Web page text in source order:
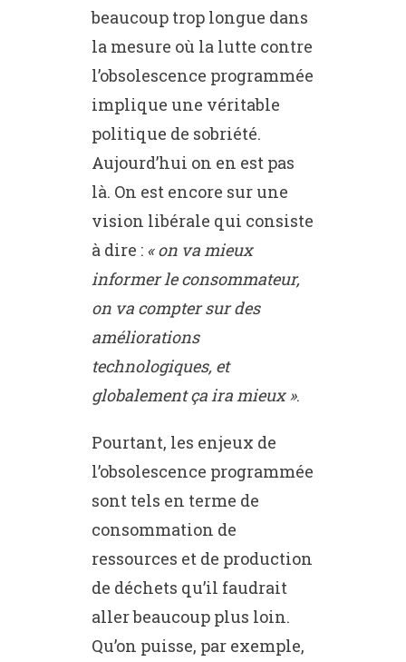
beaucoup trop longue dans
la mesure où la lutte contre
l’obsolescence programmée
implique une véritable
politique de sobriété.
Aujourd’hui on en est pas
là. On est encore sur une
vision libérale qui consiste
à dire : « on va mieux
informer le consommateur,
on va compter sur des
améliorations
technologiques, et
globalement ça ira mieux ».
Pourtant, les enjeux de
l’obsolescence programmée
sont tels en terme de
consommation de
ressources et de production
de déchets qu’il faudrait
aller beaucoup plus loin.
Qu’on puisse, par exemple,